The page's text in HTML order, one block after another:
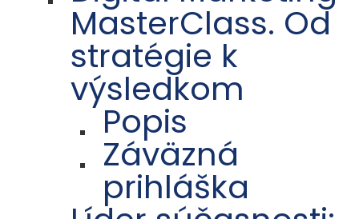
MasterClass. Od
stratégie k
výsledkom
Popis
Záväzná
prihláška